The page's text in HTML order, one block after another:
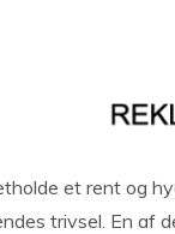
et rent og
trivsel. En af